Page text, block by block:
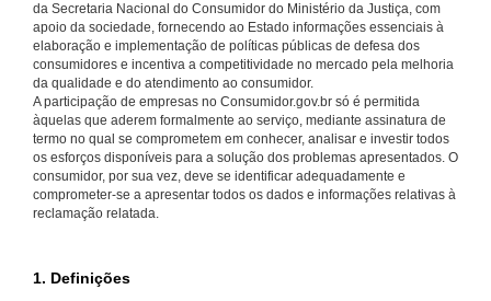
da Secretaria Nacional do Consumidor do Ministério da Justiça, com
apoio da sociedade, fornecendo ao Estado informações essenciais à
elaboração e implementação de políticas públicas de defesa dos
consumidores e incentiva a competitividade no mercado pela melhoria
da qualidade e do atendimento ao consumidor.
A participação de empresas no Consumidor.gov.br só é permitida
àquelas que aderem formalmente ao serviço, mediante assinatura de
termo no qual se comprometem em conhecer, analisar e investir todos
os esforços disponíveis para a solução dos problemas apresentados. O
consumidor, por sua vez, deve se identificar adequadamente e
comprometer-se a apresentar todos os dados e informações relativas à
reclamação relatada.
1. Definições